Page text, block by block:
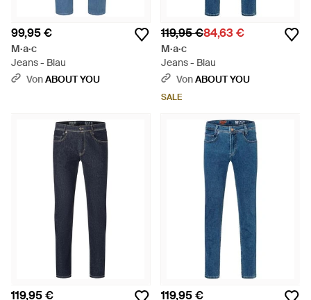
99,95 €
M·a·c
Jeans - Blau
VonABOUT YOU
119,95 €84,63 €
M·a·c
Jeans - Blau
VonABOUT YOU
SALE
119,95 € 119,95 €